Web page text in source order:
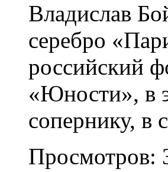
Владислав
серебро
российский
«Юности», в
сопернику, в
Просмотров: